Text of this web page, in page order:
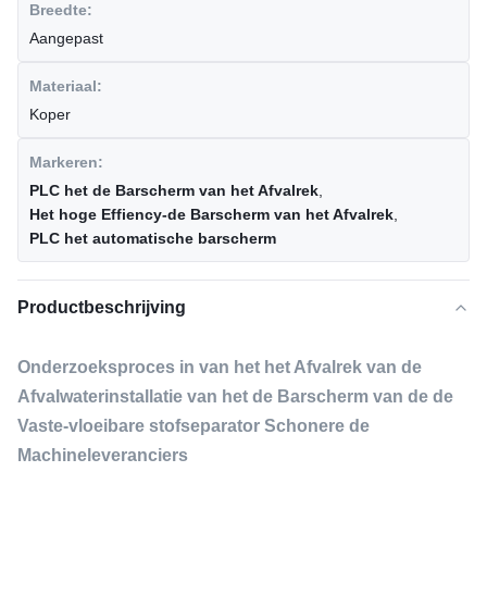
Breedte:
Aangepast
Materiaal:
Koper
Markeren:
PLC het de Barscherm van het Afvalrek
Het hoge Effiency-de Barscherm van het Afvalrek
PLC het automatische barscherm
Productbeschrijving
Onderzoeksproces in van het het Afvalrek van de
Afvalwaterinstallatie van het de Barscherm van de de
Vaste-vloeibare stofseparator Schonere de
Machineleveranciers